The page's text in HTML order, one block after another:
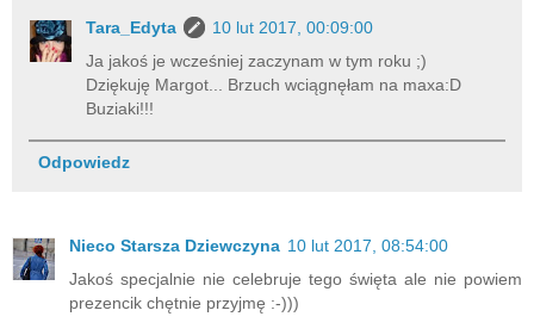
Tara_Edyta
10 lut 2017, 00:09:00
Ja jakoś je wcześniej zaczynam w tym roku ;)
Dziękuję Margot... Brzuch wciągnęłam na maxa:D
Buziaki!!!
Odpowiedz
Nieco Starsza Dziewczyna 10 lut 2017, 08:54:00
Jakoś specjalnie nie celebruje tego święta ale nie powiem
prezencik chętnie przyjmę :-)))